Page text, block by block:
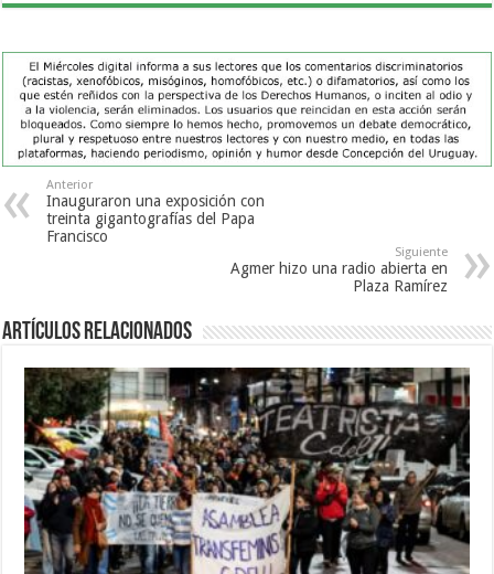
Anterior
Inauguraron una exposición con
treinta gigantografías del Papa
Francisco
Siguiente
Agmer hizo una radio abierta en
Plaza Ramírez
Artículos Relacionados